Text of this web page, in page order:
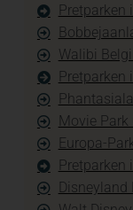
Pretparken
Walibi
Pretparken
Movie Park
Europa-
Pretparken
Disneyland